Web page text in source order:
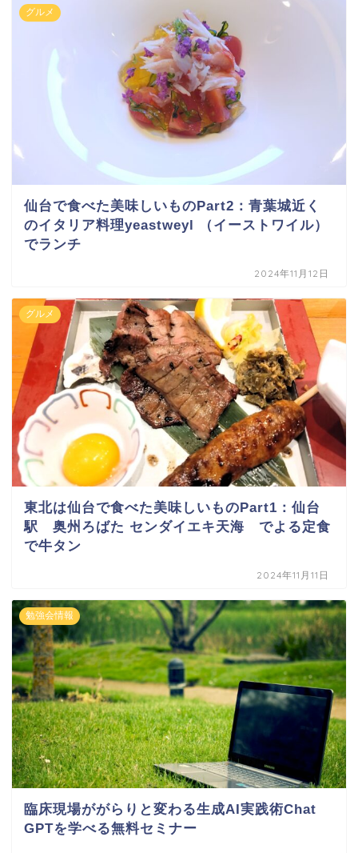
グルメ
仙台で食べた美味しいものPart2：青葉城近く
のイタリア料理yeastweyl （イーストワイル）
でランチ
2024年11月12日
グルメ
東北は仙台で食べた美味しいものPart1：仙台
駅 奥州ろばた センダイエキ天海 でよる定食
で牛タン
2024年11月11日
勉強会情報
臨床現場ががらりと変わる生成AI実践術Chat
GPTを学べる無料セミナー